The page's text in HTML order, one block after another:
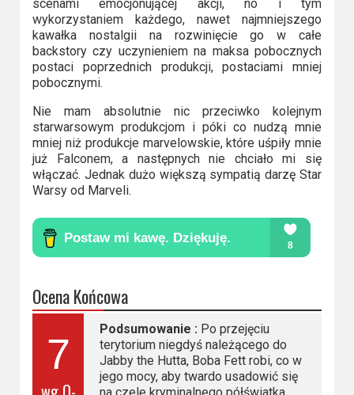
scenami emocjonującej akcji, no i tym
wykorzystaniem każdego, nawet najmniejszego
kawałka nostalgii na rozwinięcie go w całe
backstory czy uczynieniem na maksa pobocznych
postaci poprzednich produkcji, postaciami mniej
pobocznymi.
Nie mam absolutnie nic przeciwko kolejnym
starwarsowym produkcjom i póki co nudzą mnie
mniej niż produkcje marvelowskie, które uśpiły mnie
już Falconem, a następnych nie chciało mi się
włączać. Jednak dużo większą sympatią darzę Star
Warsy od Marveli.
Ocena Końcowa
7
Podsumowanie : Po przejęciu
terytorium niegdyś należącego do
Jabby the Hutta, Boba Fett robi, co w
jego mocy, aby twardo usadowić się
na czele kryminalnego półświatka